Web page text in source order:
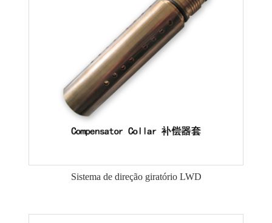
Sistema de direção giratório LWD